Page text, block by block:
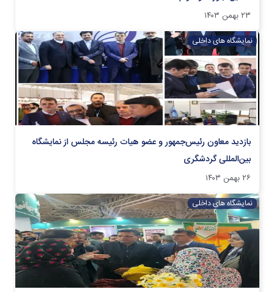
۲۳ بهمن ۱۴۰۳
نمایشگاه های داخلی
بازدید معاون رئیس‌جمهور و عضو هیات رئیسه مجلس از نمایشگاه
بین‌المللی گردشگری
۲۶ بهمن ۱۴۰۳
نمایشگاه های داخلی